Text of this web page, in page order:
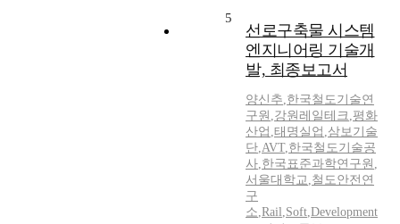
5
선로구축물 시스템
엔지니어링 기술개
발, 최종보고서
양신추,한국철도기술연
구원 ,강원레일테크,평화
산업 ,태명실업 ,삼보기술
단,AVT,한국철도기술공
사,한국표준과학연구원 ,
서울대학교,철도안전연
구
소,Rail,Soft,Development